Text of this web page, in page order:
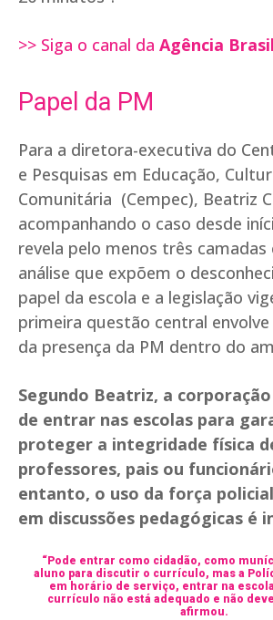
>> Siga o canal da Agência Brasil
Papel da PM
Para a diretora-executiva do
e Pesquisas em Educação,
Comunitária (Cempec), Beatriz
acompanhando o caso desde
revela pelo menos três camadas
análise que expõem o
papel da escola e a legislação
primeira questão central
da presença da PM dentro do
Segundo Beatriz, a
de entrar nas escolas para
proteger a integridade física
professores, pais ou
entanto, o uso da força
em discussões pedagógicas é
“Pode entrar como cidadão, como
aluno para discutir o currículo, mas a
em horário de serviço, entrar na
currículo não está adequado e não
afirmou.